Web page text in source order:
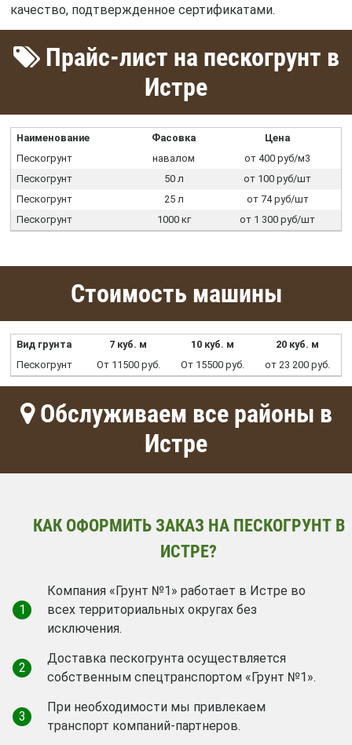
качество, подтвержденное сертификатами.
Прайс-лист на пескогрунт в
Истре
Наименование Фасовка
Цена
Пескогрунт
навалом
от 400 руб/м3
Пескогрунт
50 л
от 100 руб/шт
Пескогрунт
25 л
от 74 руб/шт
Пескогрунт
1000 кг от 1 300 руб/шт
Стоимость машины
Вид грунта 7 куб. м 10 куб. м
20 куб. м
Пескогрунт
От 11500 руб. От 15500 руб. от 23 200 руб.
Обслуживаем все районы в
Истре
КАК ОФОРМИТЬ ЗАКАЗ НА ПЕСКОГРУНТ В
ИСТРЕ?
1
Компания «Грунт №1» работает в Истре во
всех территориальных округах без
исключения.
2
Доставка пескогрунта осуществляется
собственным спецтранспортом «Грунт №1».
3
При необходимости мы привлекаем
транспорт компаний-партнеров.